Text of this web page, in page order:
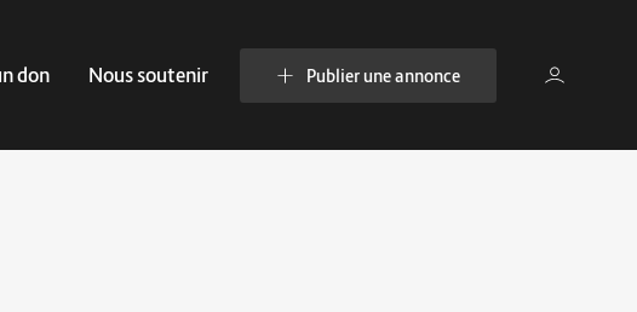
don Nous soutenir Publier une annonce